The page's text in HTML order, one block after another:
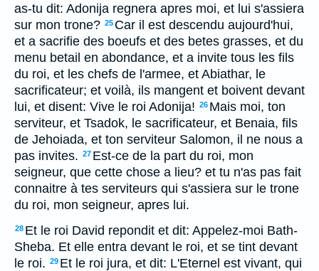
as-tu dit: Adonija regnera apres moi, et lui s'assiera
sur mon trone? 25 Car il est descendu aujourd'hui,
et a sacrifie des boeufs et des betes grasses, et du
menu betail en abondance, et a invite tous les fils
du roi, et les chefs de l'armee, et Abiathar, le
sacrificateur; et voilà, ils mangent et boivent devant
lui, et disent: Vive le roi Adonija! 26 Mais moi, ton
serviteur, et Tsadok, le sacrificateur, et Benaia, fils
de Jehoiada, et ton serviteur Salomon, il ne nous a
pas invites. 27 Est-ce de la part du roi, mon
seigneur, que cette chose a lieu? et tu n'as pas fait
connaitre à tes serviteurs qui s'assiera sur le trone
du roi, mon seigneur, apres lui.
28 Et le roi David repondit et dit: Appelez-moi Bath-
Sheba. Et elle entra devant le roi, et se tint devant
le roi. 29 Et le roi jura, et dit: L'Eternel est vivant, qui